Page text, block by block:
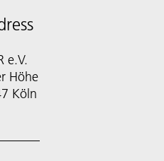
e.V.
Höhe
Köln